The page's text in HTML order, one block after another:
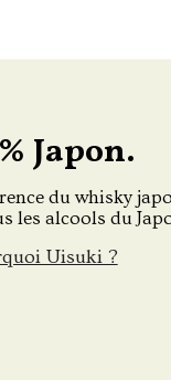
Japon.
du whisky
les alcools du
Uisuki ?